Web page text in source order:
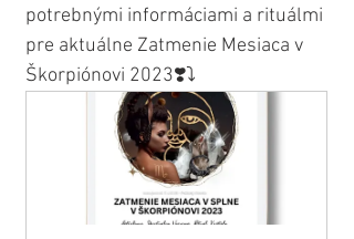
potrebnými informáciami a rituálmi
pre aktuálne Zatmenie Mesiaca v
Škorpiónovi 2023❣️⤵️